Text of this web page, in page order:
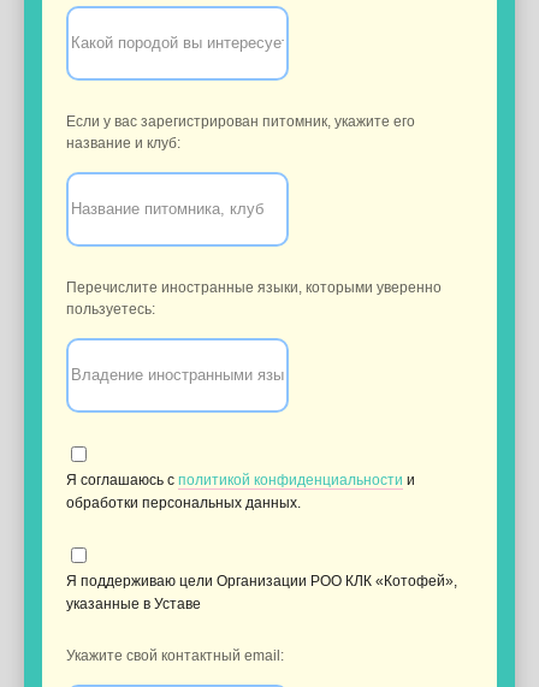
Если у вас зарегистрирован питомник, укажите его
название и клуб:
Перечислите иностранные языки, которыми уверенно
пользуетесь:
Я соглашаюсь с политикой конфиденциальности и
обработки персональных данных.
Я поддерживаю цели Организации РОО КЛК «Котофей»,
указанные в Уставе
Укажите свой контактный email: